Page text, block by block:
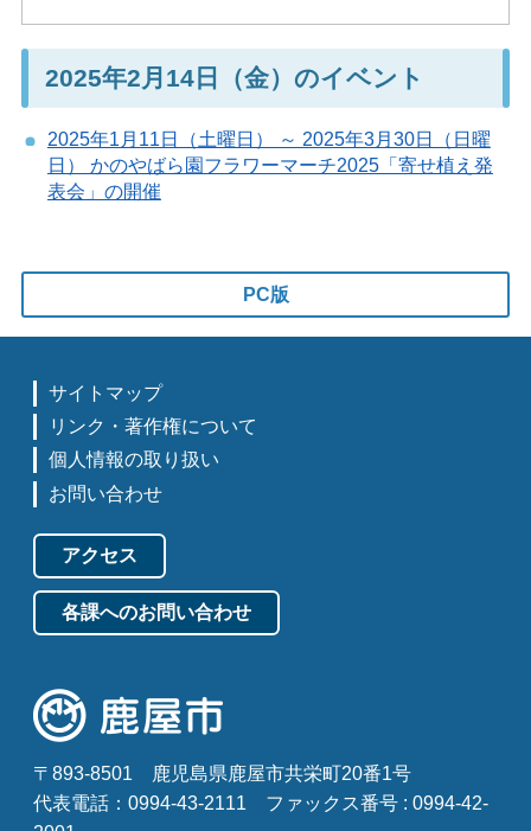
2025年2月14日（金）のイベント
2025年1月11日（土曜日） ～ 2025年3月30日（日曜
日） かのやばら園フラワーマーチ2025「寄せ植え発
表会」の開催
PC版
サイトマップ
リンク・著作権について
個人情報の取り扱い
お問い合わせ
アクセス
各課へのお問い合わせ
〒893-8501
鹿児島県鹿屋市共栄町20番1号
代表電話：0994-43-2111
ファックス番号 : 0994-42-